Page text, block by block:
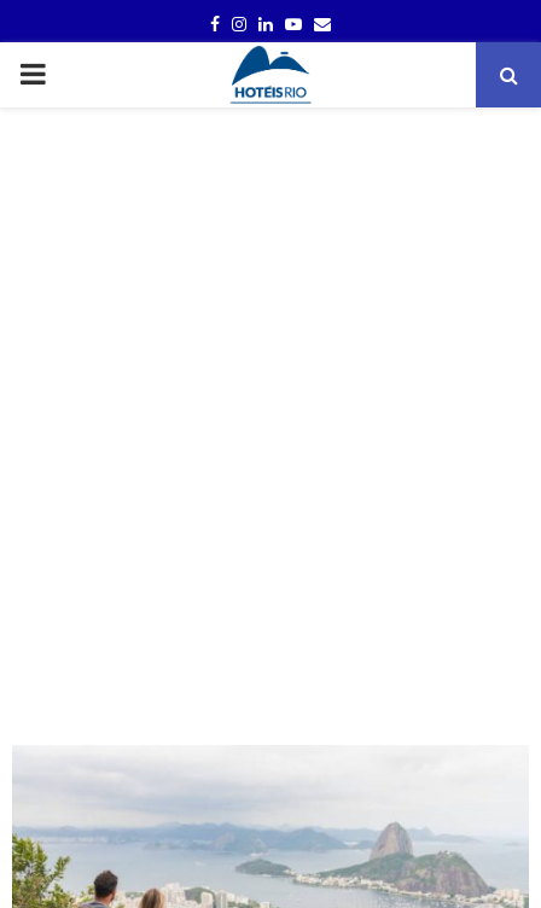
FACEBOOK
INSTAGRAM
LINKEDINYOUTUBE
EMAIL
PRIMARY